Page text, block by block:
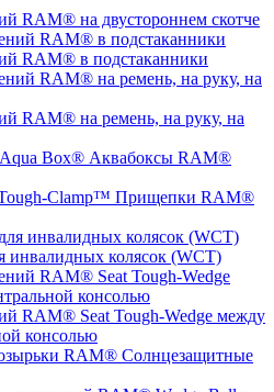
RAM® на двустороннем скотче
RAM® в подстаканники
RAM® на ремень, на руку, на
Аквабоксы RAM®
Прищепки RAM®
колясок (WCT)
RAM® Seat Tough-Wedge между
консолью
Солнцезащитные